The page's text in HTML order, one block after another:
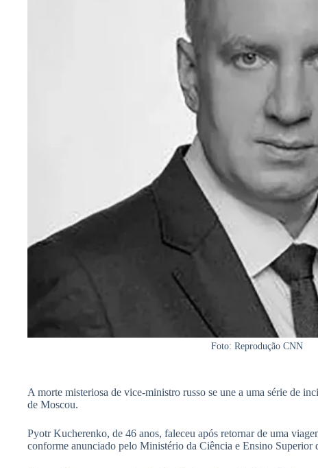
Foto: Reprodução CNN
A morte misteriosa de vice-ministro russo se une a uma série de
de Moscou.
Pyotr Kucherenko, de 46 anos, faleceu após retornar de uma
conforme anunciado pelo Ministério da Ciência e Ensino Superior